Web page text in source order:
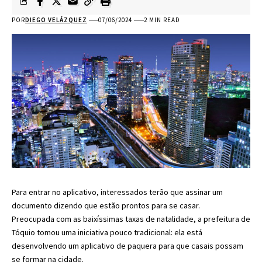
PORDIEGO VELÁZQUEZ 07/06/2024 2 MIN READ
Para entrar no aplicativo, interessados terão que assinar um
documento dizendo que estão prontos para se casar.
Preocupada com as baixíssimas taxas de natalidade, a prefeitura de
Tóquio tomou uma iniciativa pouco tradicional: ela está
desenvolvendo um aplicativo de paquera para que casais possam
se formar na cidade.